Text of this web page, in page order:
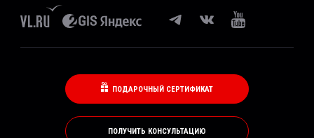
ПОДАРОЧНЫЙ СЕРТИФИКАТ
ПОЛУЧИТЬ КОНСУЛЬТАЦИЮ